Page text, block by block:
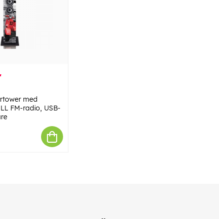
med
FM-radio, USB-